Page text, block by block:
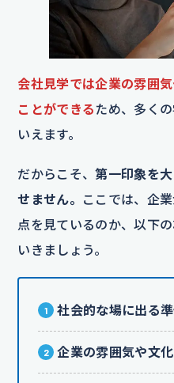
会社見学では企業の雰囲
ことができるため、多く
いえます。
だからこそ、第一印象を
せません。
ここでは、企
点を見ているのか、以下
いきましょう。
社会的な場に出る
企業の雰囲気や文